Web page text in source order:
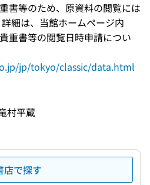
書等のため、原資料の閲覧には
細は、当館ホームページ内
重書等の閲覧日時申請につい
jp/tokyo/classic/data.html
村平蔵
店で探す